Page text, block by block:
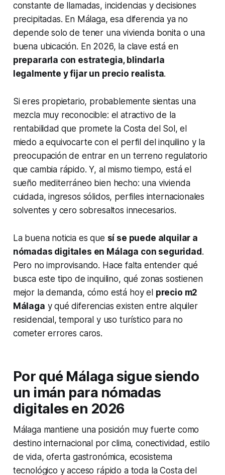
constante de llamadas, incidencias y decisiones
precipitadas. En Málaga, esa diferencia ya no
depende solo de tener una vivienda bonita o una
buena ubicación. En 2026, la clave está en
prepararla con estrategia, blindarla
legalmente y fijar un precio realista.
Si eres propietario, probablemente sientas una
mezcla muy reconocible: el atractivo de la
rentabilidad que promete la Costa del Sol, el
miedo a equivocarte con el perfil del inquilino y la
preocupación de entrar en un terreno regulatorio
que cambia rápido. Y, al mismo tiempo, está el
sueño mediterráneo bien hecho: una vivienda
cuidada, ingresos sólidos, perfiles internacionales
solventes y cero sobresaltos innecesarios.
La buena noticia es que sí se puede alquilar a
nómadas digitales en Málaga con seguridad .
Pero no improvisando. Hace falta entender qué
busca este tipo de inquilino, qué zonas sostienen
mejor la demanda, cómo está hoy el precio m2
Málaga y qué diferencias existen entre alquiler
residencial, temporal y uso turístico para no
cometer errores caros.
Por qué Málaga sigue siendo
un imán para nómadas
digitales en 2026
Málaga mantiene una posición muy fuerte como
destino internacional por clima, conectividad, estilo
de vida, oferta gastronómica, ecosistema
tecnológico y acceso rápido a toda la Costa del